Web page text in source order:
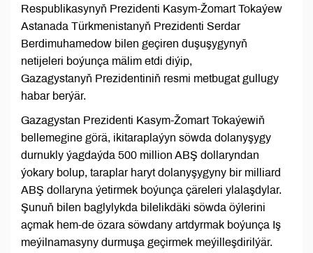
Respublikasynyň Prezidenti Kasym-Žomart Tokaýew
Astanada Türkmenistanyň Prezidenti Serdar
Berdimuhamedow bilen geçiren duşuşygynyň
netijeleri boýunça mälim etdi diýip,
Gazagystanyň Prezidentiniň resmi metbugat gullugy
habar berýär.
Gazagystan Prezidenti Kasym-Žomart Tokaýewiň
bellemegine görä, ikitaraplaýyn söwda dolanyşygy
durnukly ýagdaýda 500 million ABŞ dollaryndan
ýokary bolup, taraplar haryt dolanyşygyny bir milliard
ABŞ dollaryna ýetirmek boýunça çäreleri ylalaşdylar.
Şunuň bilen baglylykda bilelikdäki söwda öýlerini
açmak hem-de özara söwdany artdyrmak boýunça Iş
meýilnamasyny durmuşa geçirmek meýilleşdirilýär.